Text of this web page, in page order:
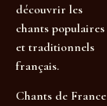
découvrir les
chants populaires
et traditionnels
français.
Chants de France